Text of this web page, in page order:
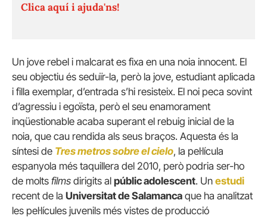
Clica aquí i ajuda'ns!
Un jove rebel i malcarat es fixa en una noia innocent. El
seu objectiu és seduïr-la, però la jove, estudiant aplicada
i filla exemplar, d’entrada s’hi resisteix. El noi peca sovint
d’agressiu i egoïsta, però el seu enamorament
inqüestionable acaba superant el rebuig inicial de la
noia, que cau rendida als seus braços. Aquesta és la
síntesi de Tres metros sobre el cielo, la pel·lícula
espanyola més taquillera del 2010, però podria ser-ho
de molts films dirigits al públic adolescent. Un estudi
recent de la Universitat de Salamanca que ha analitzat
les pel·lícules juvenils més vistes de producció